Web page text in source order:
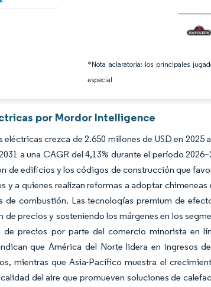
*Nota aclaratoria: los principales
especial
por Mordor Intelligence
crezca de 2.650 millones de USD en 2025
a una CAGR del 4,13% durante el período
de edificios y los códigos de construcción que
a quienes realizan reformas a adoptar
combustión. Las tecnologías premium de
precios y sosteniendo los márgenes en los
precios por parte del comercio minorista en
que América del Norte lidera en ingresos
mientras que Asia-Pacífico muestra el
del aire que promueven soluciones de